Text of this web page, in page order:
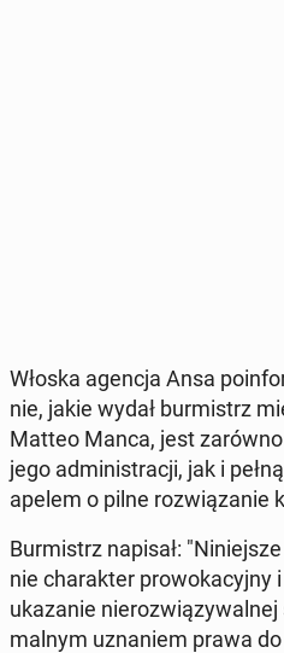
Włoska agencja Ansa
nie, jakie wydał bur­mistrz
Matteo Manca, jest
jego ad­mi­ni­stra­cji, jak i
apelem o pilne roz­wią­za­nie
Bur­mistrz napisał:
nie cha­rak­ter pro­wo­ka­cyj­ny
uka­za­nie
mal­nym uzna­niem prawa